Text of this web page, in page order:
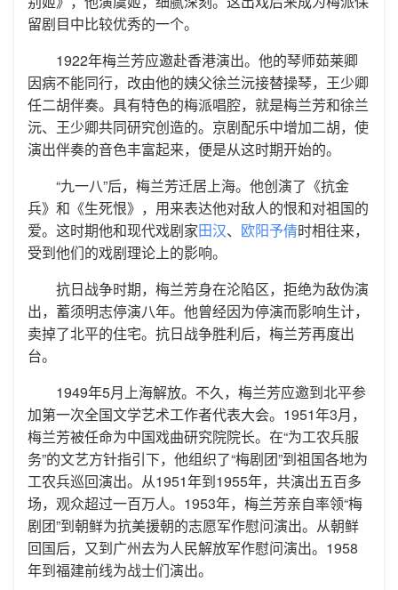
留剧目中比较优秀的一个。
1922年梅兰芳应邀赴香港演出。他的琴师茹莱卿
因病不能同行，改由他的姨父徐兰沅接替操琴，王少卿
任二胡伴奏。具有特色的梅派唱腔，就是梅兰芳和徐兰
沅、王少卿共同研究创造的。京剧配乐中增加二胡，使
演出伴奏的音色丰富起来，便是从这时期开始的。
“九一八”后，梅兰芳迁居上海。他创演了《抗金
兵》和《生死恨》，用来表达他对敌人的恨和对祖国的
爱。这时期他和现代戏剧家田汉、 欧阳予倩时相往来，
受到他们的戏剧理论上的影响。
抗日战争时期，梅兰芳身在沦陷区，拒绝为敌伪演
出，蓄须明志停演八年。他曾经因为停演而影响生计，
卖掉了北平的住宅。抗日战争胜利后，梅兰芳再度出
台。
1949年5月上海解放。不久，梅兰芳应邀到北平参
加第一次全国文学艺术工作者代表大会。1951年3月，
梅兰芳被任命为中国戏曲研究院院长。在“为工农兵服
务”的文艺方针指引下，他组织了“梅剧团”到祖国各地为
工农兵巡回演出。从1951年到1955年，共演出五百多
场，观众超过一百万人。1953年，梅兰芳亲自率领“梅
剧团”到朝鲜为抗美援朝的志愿军作慰问演出。从朝鲜
回国后，又到广州去为人民解放军作慰问演出。1958
年到福建前线为战士们演出。